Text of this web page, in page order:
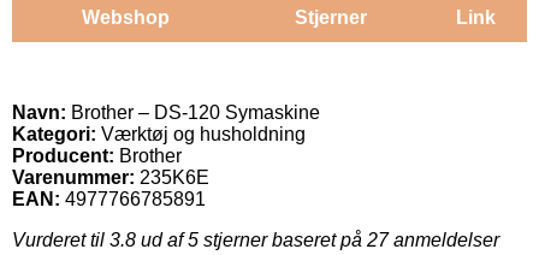
Webshop Stjerner Link
Navn: Brother – DS-120 Symaskine
Kategori: Værktøj og husholdning
Producent: Brother
Varenummer: 235K6E
EAN: 4977766785891
Vurderet til 3.8 ud af 5 stjerner baseret på 27anmeldelser